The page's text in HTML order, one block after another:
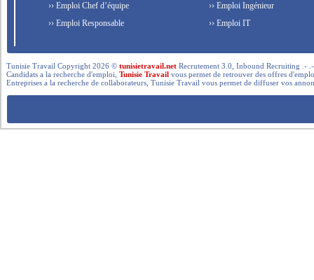
›› Emploi Chef d’équipe
›› Emploi Responsable
›› Emploi Ingénieur
›› Emploi IT
Tunisie Travail Copyright 2026 ©tunisietravail.net Recrutement 3.0, Inbound Recruiting .-
Candidats a la recherche d'emploi,Tunisie Travail vous permet de retrouver des offres
Entreprises a la recherche de collaborateurs, Tunisie Travail vous permet de diffuser vos